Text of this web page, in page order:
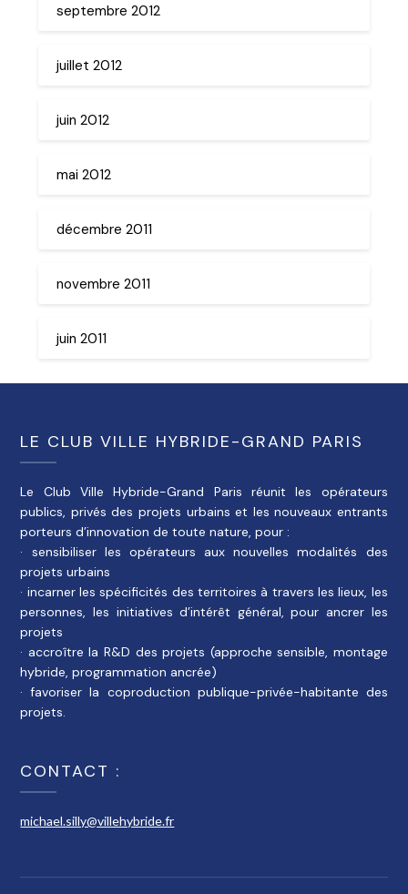
septembre 2012
juillet 2012
juin 2012
mai 2012
décembre 2011
novembre 2011
juin 2011
LE CLUB VILLE HYBRIDE-GRAND PARIS
Le Club Ville Hybride-Grand Paris réunit les opérateurs
publics, privés des projets urbains et les nouveaux entrants
porteurs d’innovation de toute nature, pour :
· sensibiliser les opérateurs aux nouvelles modalités des
projets urbains
· incarner les spécificités des territoires à travers les lieux, les
personnes, les initiatives d’intérêt général, pour ancrer les
projets
· accroître la R&D des projets (approche sensible, montage
hybride, programmation ancrée)
· favoriser la coproduction publique-privée-habitante des
projets.
CONTACT :
michael.silly@villehybride.fr